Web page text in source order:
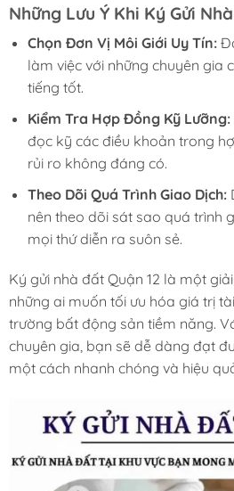
Những Lưu Ý Khi Ký Gửi
Chọn Đơn Vị Môi Giới Uy Tín:
làm việc với những chuyên gia
tiếng tốt.
Kiểm Tra Hợp Đồng Kỹ Lưỡng:
đọc kỹ các điều khoản trong
rủi ro không đáng có.
Theo Dõi Quá Trình Giao Dịch:
nên theo dõi sát sao quá trình
mọi thứ diễn ra suôn sẻ.
Ký gửi nhà đất Quận 12 là một
những ai muốn tối ưu hóa giá trị
trường bất động sản tiềm năng.
chuyên gia, bạn sẽ dễ dàng đạt
một cách nhanh chóng và hiệu